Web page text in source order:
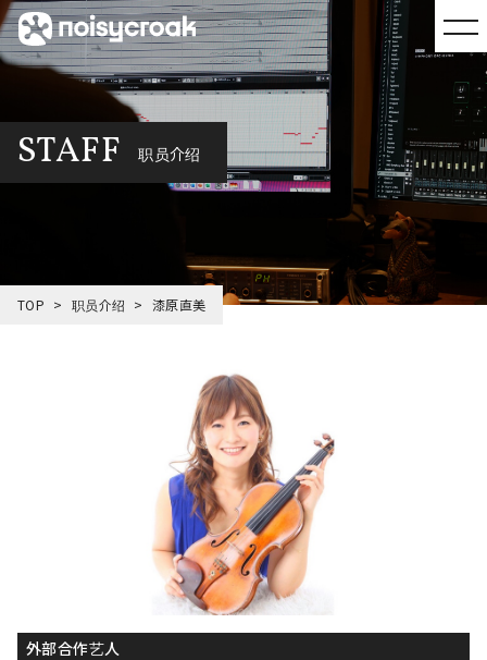
STAFF 职员介绍
TOP 职员介绍 漆原直美
外部合作艺人